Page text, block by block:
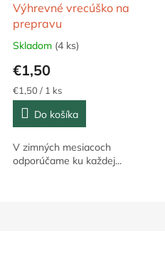
Výhrevné vrecúško na
prepravu
Skladom (4 ks)
€1,50
Jednotková
cena:
€1,50 / 1 ks
Do košíka
V zimných mesiacoch
odporúčame ku každej...